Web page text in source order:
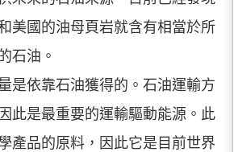
美國的油母頁岩就含有相當於所
石油。
是依靠石油獲得的。石油運輸方
此是最重要的運輸驅動能源。此
產品的原料，因此它是目前世界